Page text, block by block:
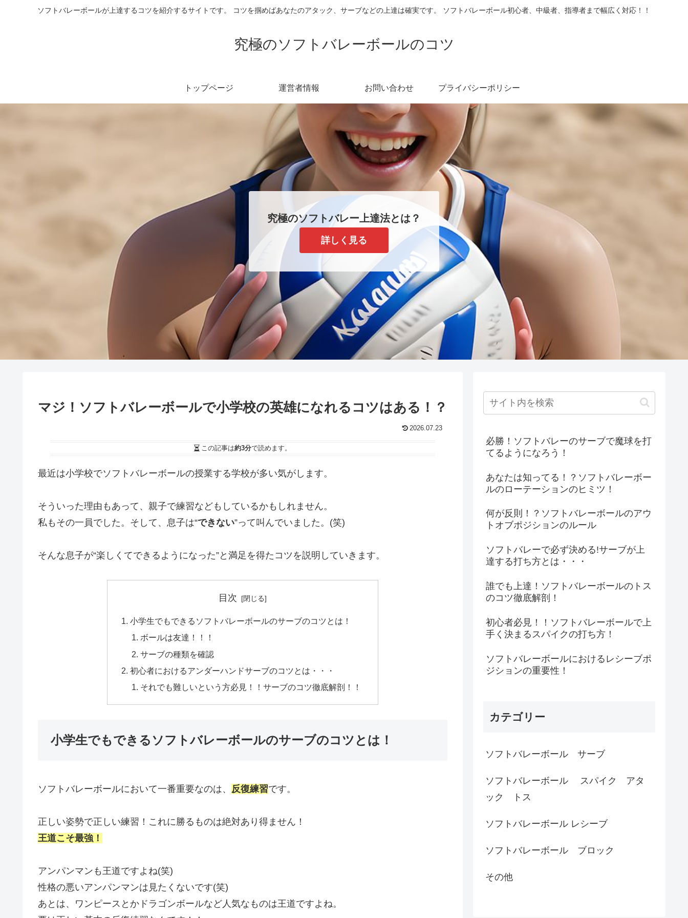
ソフトバレーボールが上達するコツを紹介するサイトです。 コツを掴めばあなたのアタック、サーブなどの上達は確実です。 ソフトバレーボール初心者、中級者、指導者まで幅広く対応！！
究極のソフトバレーボールのコツ
トップページ 運営者情報 お問い合わせ プライバシーポリシー
究極のソフトバレー上達法とは？
詳しく見る
マジ！ソフトバレーボールで小学校の英雄になれるコツはある！？
2026.07.23
この記事は約3分で読めます。
最近は小学校でソフトバレーボールの授業する学校が多い気がします。
そういった理由もあって、親子で練習などもしているかもしれません。
私もその一員でした。そして、息子は“できない”って叫んでいました。(笑)
そんな息子が“楽しくてできるようになった”と満足を得たコツを説明していきます。
目次
小学生でもできるソフトバレーボールのサーブのコツとは！
ボールは友達！！！
サーブの種類を確認
初心者におけるアンダーハンドサーブのコツとは・・・
それでも難しいという方必見！！サーブのコツ徹底解剖！！
小学生でもできるソフトバレーボールのサーブのコツとは！
ソフトバレーボールにおいて一番重要なのは、 反復練習です。
正しい姿勢で正しい練習！これに勝るものは絶対あり得ません！
王道こそ最強！
アンパンマンも王道ですよね(笑)
性格の悪いアンパンマンは見たくないです(笑)
あとは、ワンピースとかドラゴンボールなど人気なものは王道ですよね。
必勝！ソフトバレーのサーブで魔球を打
てるようになろう！
あなたは知ってる！？ソフトバレーボー
ルのローテーションのヒミツ！
何が反則！？ソフトバレーボールのアウ
トオブポジションのルール
ソフトバレーで必ず決める!サーブが上
達する打ち方とは・・・
誰でも上達！ソフトバレーボールのトス
のコツ徹底解剖！
初心者必見！！ソフトバレーボールで上
手く決まるスパイクの打ち方！
ソフトバレーボールにおけるレシーブポ
ジションの重要性！
カテゴリー
ソフトバレーボール サーブ
ソフトバレーボール スパイク アタ
ック トス
ソフトバレーボール レシーブ
ソフトバレーボール ブロック
その他